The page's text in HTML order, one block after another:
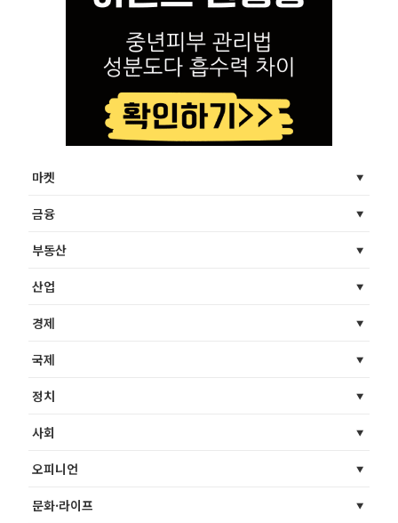
마켓
금융
부동산
산업
경제
국제
정치
사회
오피니언
문화·라이프